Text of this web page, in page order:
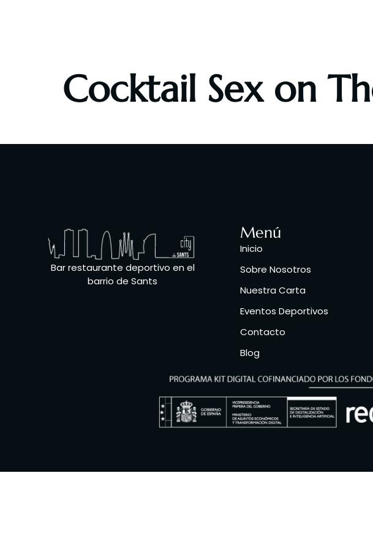
Cocktail Sex on
Bar restaurante deportivo en el
barrio de Sants
Menú
Inicio
Sobre Nosotros
Nuestra Carta
Eventos Deportivos
Contacto
Blog